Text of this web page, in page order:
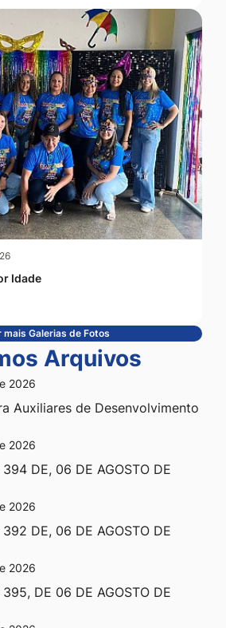
Idade
mais Galerias de Fotos
Arquivos
2026
Auxiliares de Desenvolvimento
2026
394 DE, 06 DE AGOSTO DE
2026
392 DE, 06 DE AGOSTO DE
2026
395, DE 06 DE AGOSTO DE